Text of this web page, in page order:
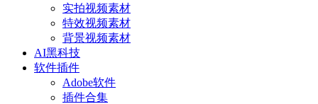
实拍视频素材
特效视频素材
背景视频素材
AI黑科技
软件插件
Adobe软件
插件合集